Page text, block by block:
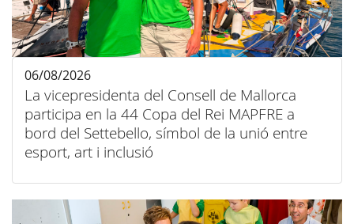
La vicepresidenta del Consell de Mallorca
participa en la 44 Copa del Rei MAPFRE a
bord del Settebello, símbol de la unió entre
esport, art i inclusió
06/08/2026